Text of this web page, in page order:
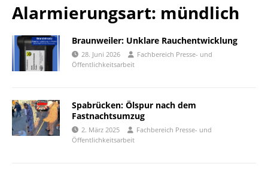
Alarmierungsart: mündlich
Braunweiler: Unklare Rauchentwicklung
28. Juni 2026
Fachbereich Presse- und
Öffentlichkeitsarbeit
Spabrücken: Ölspur nach dem
Fastnachtsumzug
2. März 2025
Fachbereich Presse- und
Öffentlichkeitsarbeit